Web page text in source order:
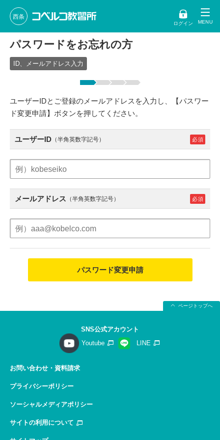
西条
ログイン
パスワードをお忘れの方
ID、メールアドレス入力
ユーザーIDとご登録のメールアドレスを入力し、【パスワー
ド変更申請】ボタンを押してください。
ユーザーID （半角英数字記号）
メールアドレス （半角英数字記号）
パスワード変更申請
ページトップへ
SNS公式アカウント
Youtube
LINE
お問い合わせ・資料請求
プライバシーポリシー
ソーシャルメディアポリシー
サイトの利用について